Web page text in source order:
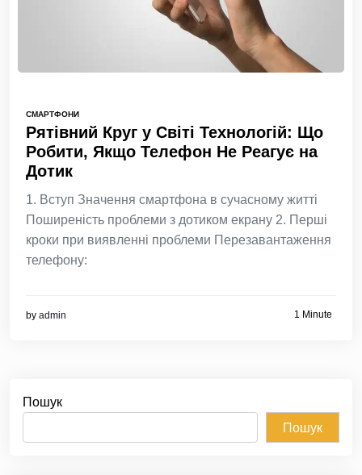
СМАРТФОНИ
Рятівний Круг у Світі Технологій: Що
Робити, Якщо Телефон Не Реагує на
Дотик
1. Вступ Значення смартфона в сучасному житті
Поширеність проблеми з дотиком екрану 2. Перші
кроки при виявленні проблеми Перезавантаження
телефону:
by admin 1 Minute
Пошук
Пошук